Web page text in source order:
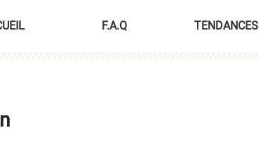
F.A.Q TENDANCES